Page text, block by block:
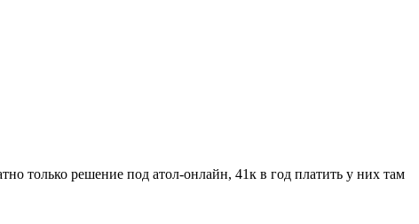
только решение под атол-онлайн, 41к в год платить у них там